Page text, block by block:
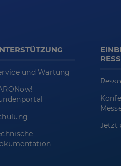
und Wartung
Jetzt